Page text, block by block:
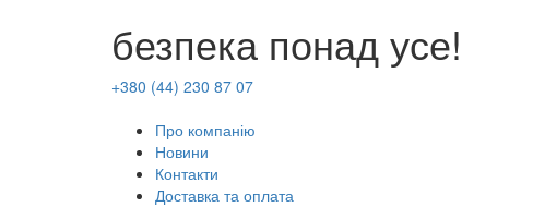
безпека понад усе!
+380 (44) 230 87 07
Про компанію
Новини
Контакти
Доставка та оплата